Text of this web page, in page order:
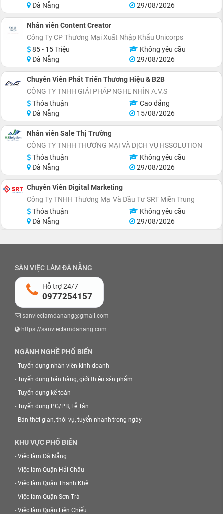
Đà Nẵng
29/08/2026
Nhân viên Content Creator
Công Ty CP Thương Mại Xuất Nhập Khẩu Unicorps
85 - 15 Triệu
Không yêu cầu
Đà Nẵng
29/08/2026
Chuyên Viên Phát Triển Thương Hiệu & B2B
CÔNG TY TNHH GIẢI PHÁP NGHE NHÌN A.V.S
Thỏa thuận
Cao đẳng
Đà Nẵng
15/08/2026
Nhân viên Sale Thị Trường
CÔNG TY TNHH THƯƠNG MẠI VÀ DỊCH VỤ HSSOLUTION
Thỏa thuận
Không yêu cầu
Đà Nẵng
29/08/2026
Chuyên Viên Digital Marketing
Công Ty TNHH Thương Mại Và Đầu Tư SRT Miền Trung
Thỏa thuận
Không yêu cầu
Đà Nẵng
29/08/2026
SÀN VIỆC LÀM ĐÀ NẴNG
Hỗ trợ 24/7
0977254157
sanvieclamdanang@gmail.com
https://sanvieclamdanang.com
NGÀNH NGHỀ PHỔ BIẾN
- Tuyển dụng nhân viên kinh doanh
- Tuyển dụng bán hàng, giới thiệu sản phẩm
- Tuyển dụng kế toán
- Tuyển dụng PG/PB, Lễ Tân
- Bán thời gian, thời vụ, tuyển nhanh trong ngày
KHU VỰC PHỔ BIẾN
- Việc làm Đà Nẵng
- Việc làm Quận Hải Châu
- Việc làm Quận Thanh Khê
- Việc làm Quận Sơn Trà
- Việc làm Quận Liên Chiểu